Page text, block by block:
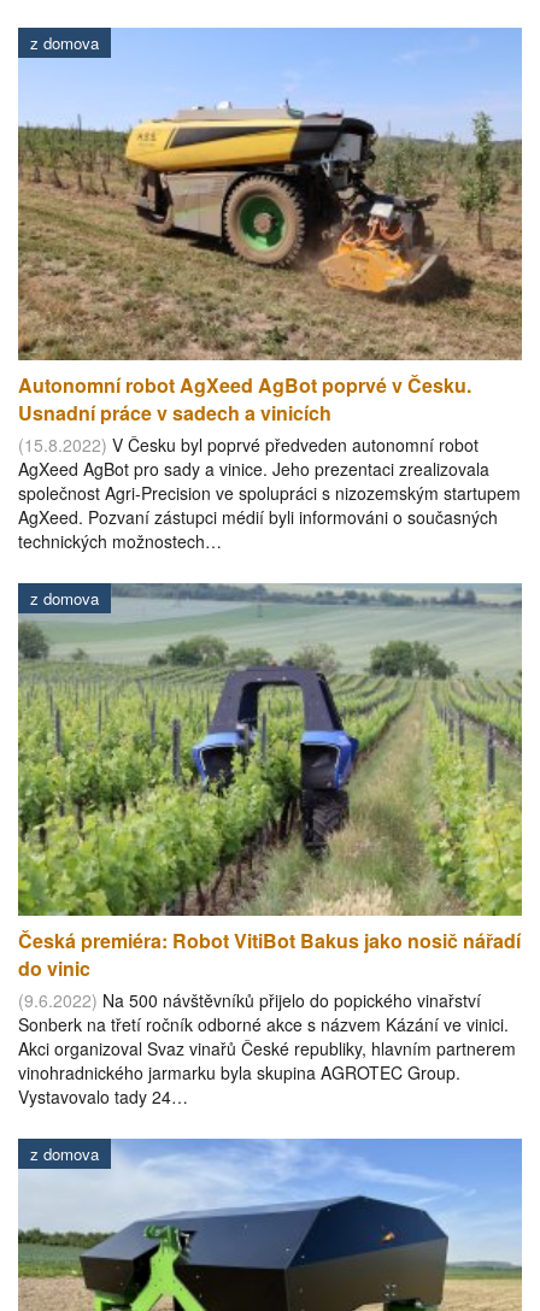
z domova
Autonomní robot AgXeed AgBot poprvé v Česku.
Usnadní práce v sadech a vinicích
(15.8.2022) V Česku byl poprvé předveden autonomní robot
AgXeed AgBot pro sady a vinice. Jeho prezentaci zrealizovala
společnost Agri-Precision ve spolupráci s nizozemským startupem
AgXeed. Pozvaní zástupci médií byli informováni o současných
technických možnostech…
z domova
Česká premiéra: Robot VitiBot Bakus jako nosič nářadí
do vinic
(9.6.2022) Na 500 návštěvníků přijelo do popického vinařství
Sonberk na třetí ročník odborné akce s názvem Kázání ve vinici.
Akci organizoval Svaz vinařů České republiky, hlavním partnerem
vinohradnického jarmarku byla skupina AGROTEC Group.
Vystavovalo tady 24…
z domova